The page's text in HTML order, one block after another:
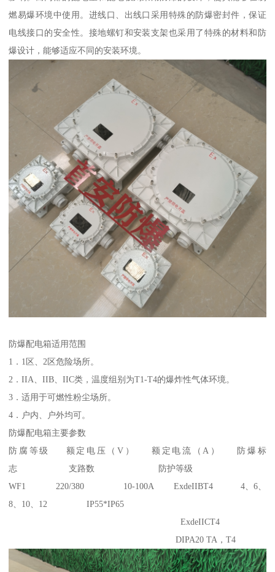
燃易爆环境中使用。进线口、出线口采用特殊的防爆密封件，保证
电线接口的安全性。接地螺钉和安装支架也采用了特殊的材料和防
爆设计，能够适应不同的安装环境。
防爆配电箱适用范围
1．1区、2区危险场所。
2．IIA、IIB、IIC类，温度组别为T1-T4的爆炸性气体环境。
3．适用于可燃性粉尘场所。
4．户内、户外均可。
防爆配电箱主要参数
防腐等级 额定电压（V） 额定电流（A） 防爆标
志 支路数 防护等级
WF1 220/380 10-100A ExdeIIBT4 4、6、
8、10、12 IP55*IP65
ExdeIICT4
DIPA20 TA，T4